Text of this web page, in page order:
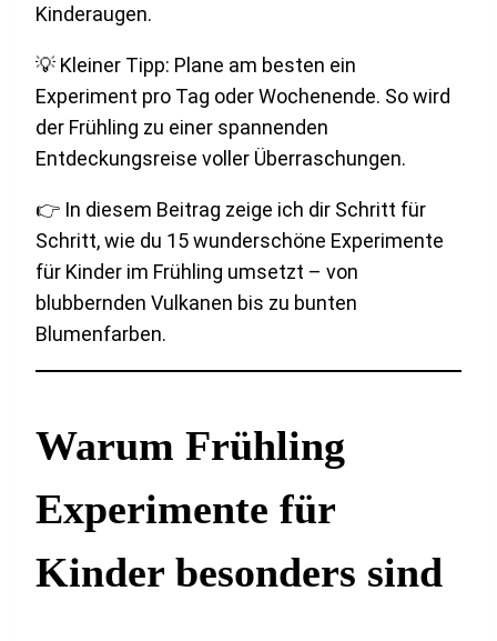
Kinderaugen.
💡 Kleiner Tipp: Plane am besten ein
Experiment pro Tag oder Wochenende. So wird
der Frühling zu einer spannenden
Entdeckungsreise voller Überraschungen.
👉 In diesem Beitrag zeige ich dir Schritt für
Schritt, wie du 15 wunderschöne Experimente
für Kinder im Frühling umsetzt – von
blubbernden Vulkanen bis zu bunten
Blumenfarben.
Warum Frühling
Experimente für
Kinder besonders sind